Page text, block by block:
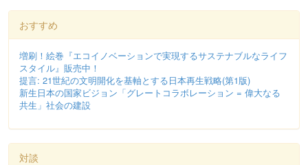
おすすめ
増刷！絵巻『エコイノベーションで実現するサステナブルなライフ
スタイル』販売中！
提言: 21世紀の文明開化を基軸とする日本再生戦略(第1版)
新生日本の国家ビジョン「グレートコラボレーション = 偉大なる
共生」社会の建設
対談